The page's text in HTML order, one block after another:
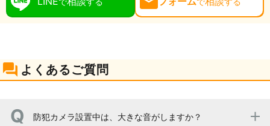
よくあるご質問
防犯カメラ設置中は、大きな音がしますか？